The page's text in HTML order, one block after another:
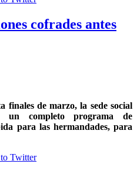
cofrades antes
finales de marzo, la sede social
un completo programa de
para las hermandades, para